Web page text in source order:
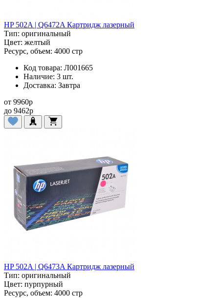
HP 502A | Q6472A Картридж лазерный
Тип: оригинальный
Цвет: желтый
Ресурс, объем: 4000 стр
Код товара: Л001665
Наличие: 3 шт.
Доставка: Завтра
от 9960p
до 9462p
HP 502A | Q6473A Картридж лазерный
Тип: оригинальный
Цвет: пурпурный
Ресурс, объем: 4000 стр